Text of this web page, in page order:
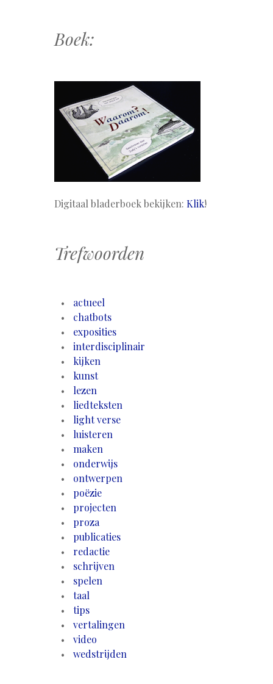
Boek:
Digitaal bladerboek bekijken: Klik!
Trefwoorden
actueel
chatbots
exposities
interdisciplinair
kijken
kunst
lezen
liedteksten
light verse
luisteren
maken
onderwijs
ontwerpen
poëzie
projecten
proza
publicaties
redactie
schrijven
spelen
taal
tips
vertalingen
video
wedstrijden